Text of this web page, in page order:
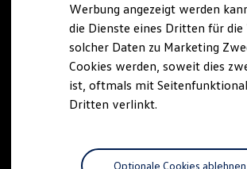
Werbung angezeigt werden
die Dienste eines Dritten für die
solcher Daten zu Marketing
Cookies werden, soweit dies
ist, oftmals mit
Dritten verlinkt.
Optionale Cookies ablehnen